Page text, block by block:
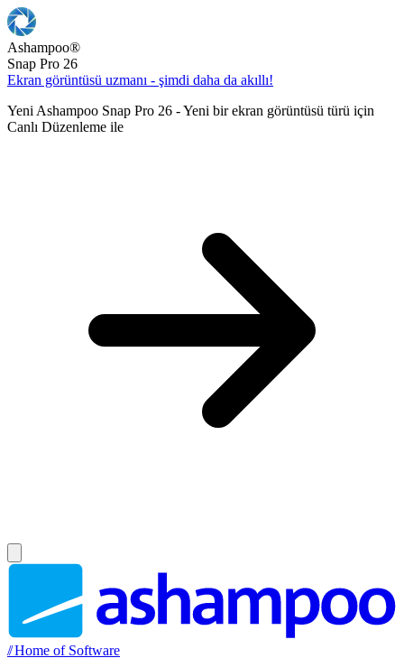
Ashampoo®
Snap Pro 26
Ekran görüntüsü uzmanı - şimdi daha da akıllı!
Yeni Ashampoo Snap Pro 26 - Yeni bir ekran görüntüsü türü için
Canlı Düzenleme ile
//Home of Software